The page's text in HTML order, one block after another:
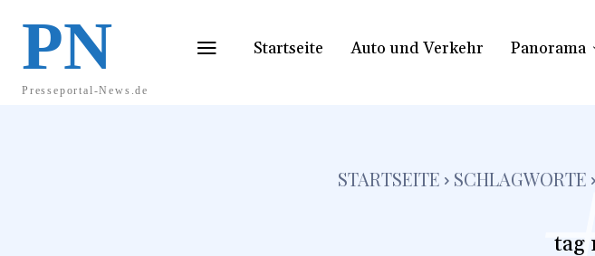
PN
Presseportal-News.de
Startseite Auto und Verkehr Panorama
STARTSEITE SCHLAGWORTE
tag